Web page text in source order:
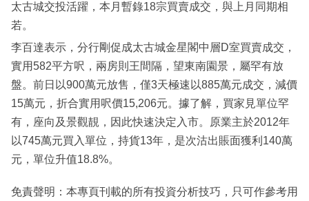
太古城交投活躍，本月暫錄18宗買賣成交，與上月同期相
若。
李百達表示，分行剛促成太古城金星閣中層D室買賣成交，
實用582平方呎，兩房則王間隔，望東南園景，屬罕有放
盤。前日以900萬元放售，僅3天極速以885萬元成交，減價
15萬元，折合實用呎價15,206元。據了解，買家見單位罕
有，座向及景觀靚，因此快速決定入市。原業主於2012年
以745萬元買入單位，持貨13年，是次沽出賬面獲利140萬
元，單位升值18.8%。
免責聲明：本專頁刊載的所有投資分析技巧，只可作參考用